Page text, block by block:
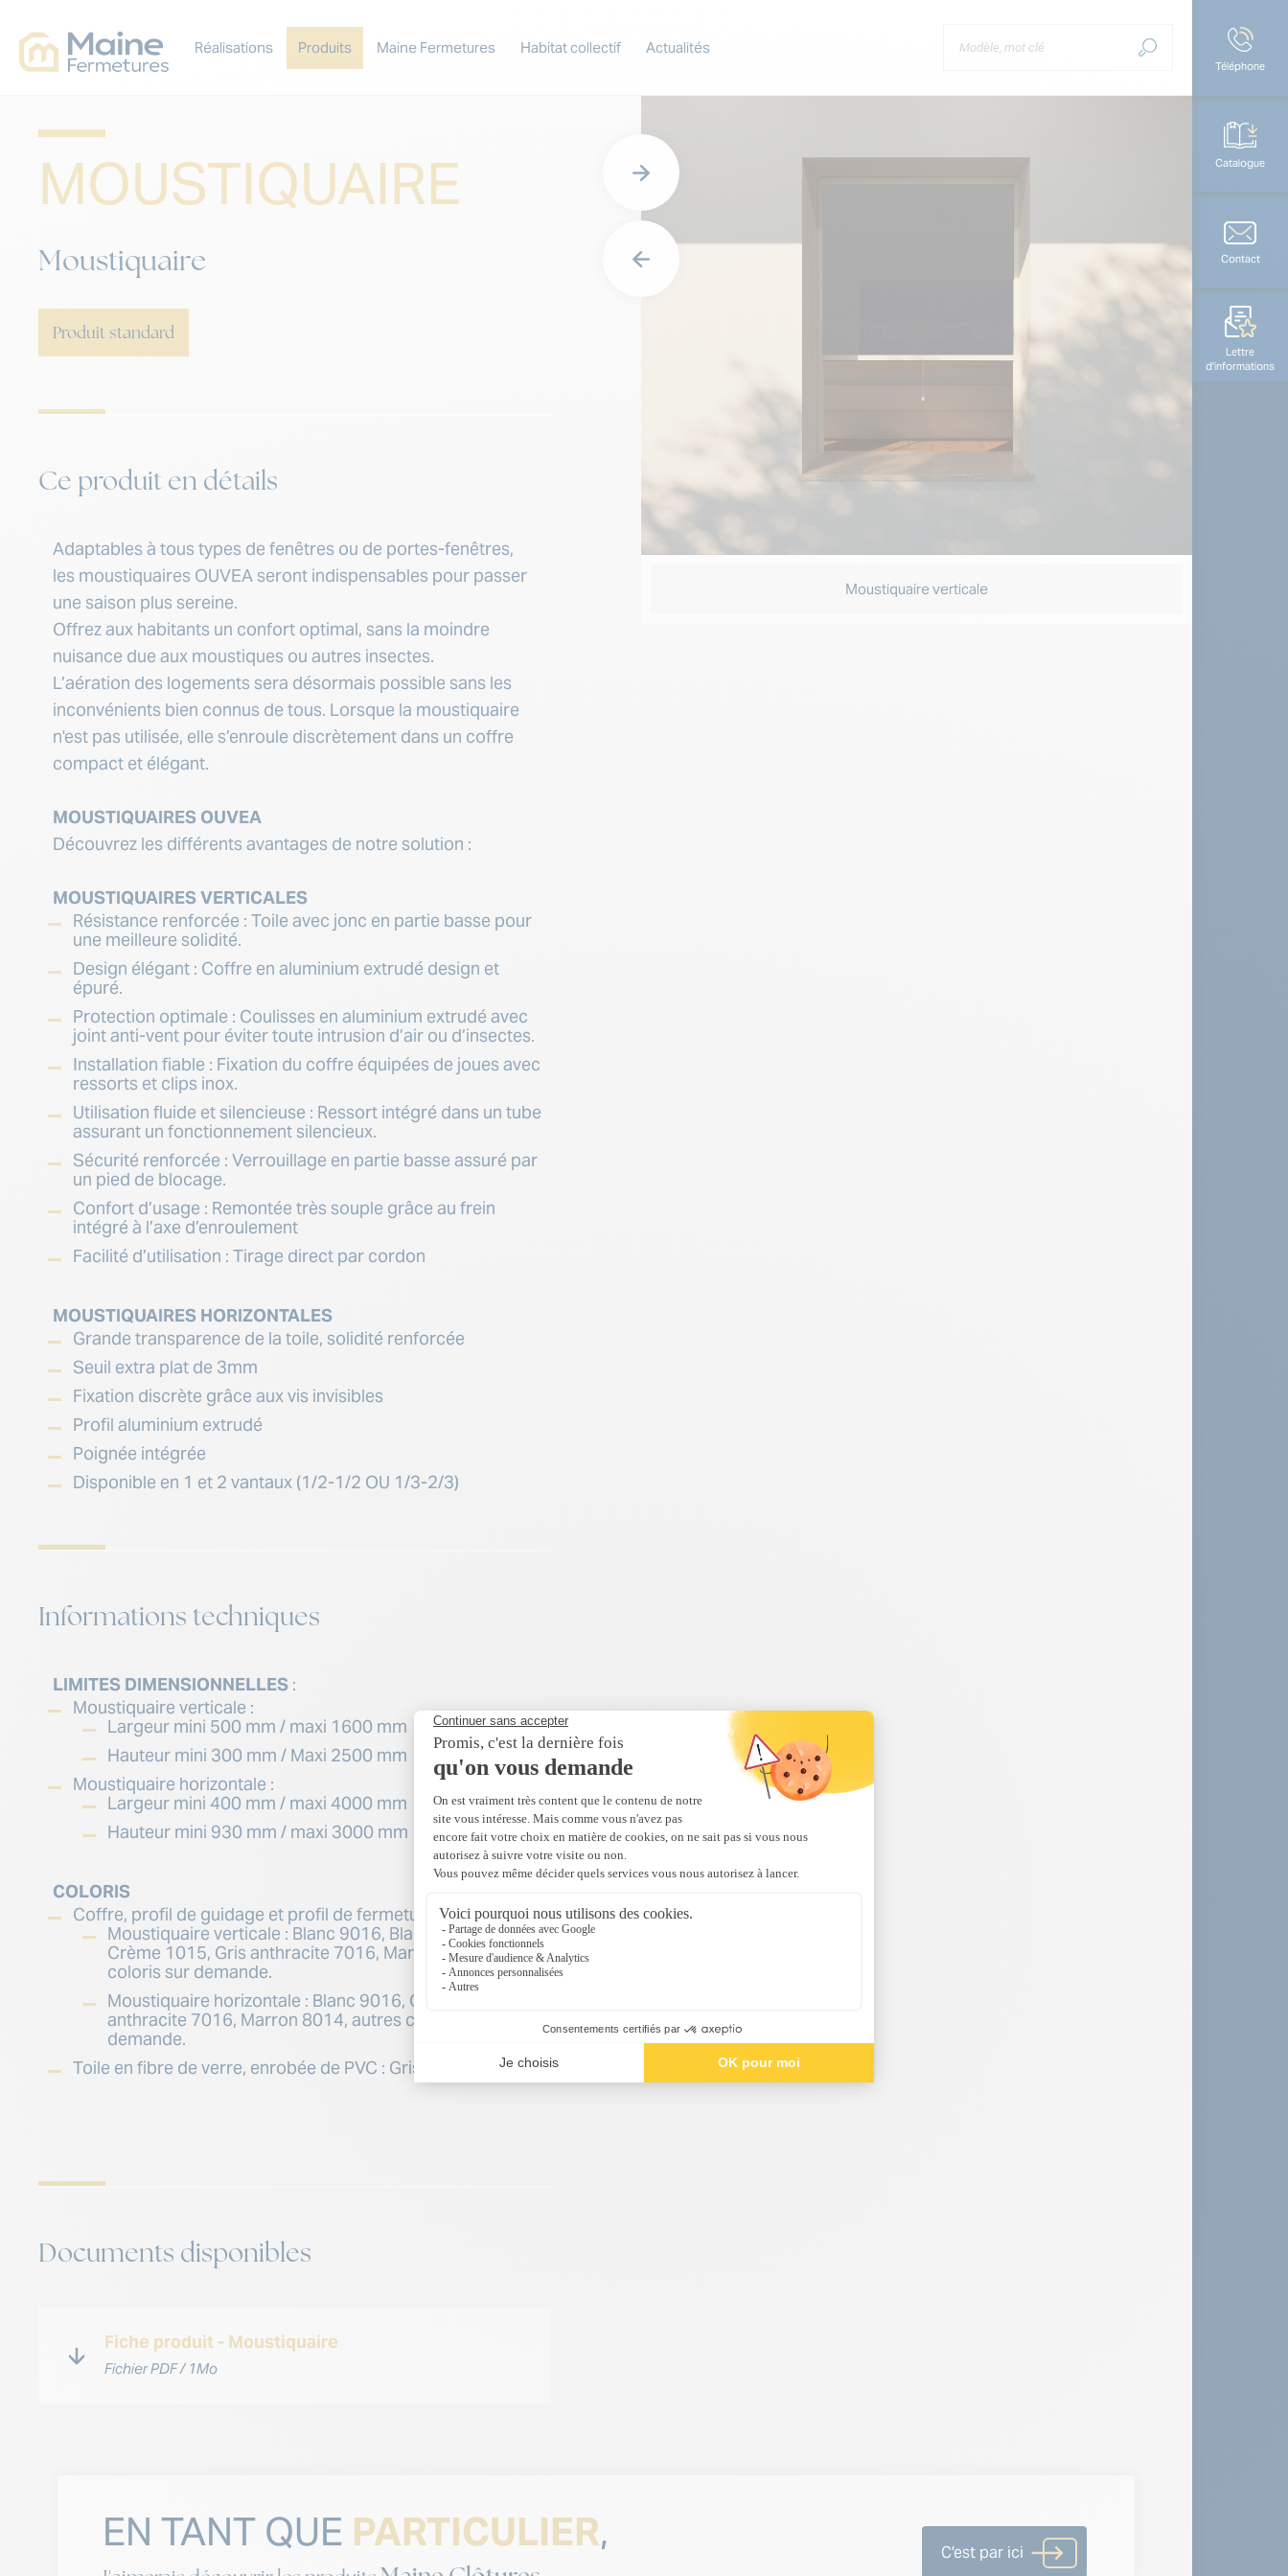
Réalisations Produits Maine Fermetures Habitat collectif Actualités
Téléphone
Catalogue
Contact
Lettre
d'informations
MOUSTIQUAIRE
Moustiquaire
Produit standard
Ce produit en détails
Adaptables à tous types de fenêtres ou de portes-fenêtres,
les moustiquaires OUVEA seront indispensables pour passer
une saison plus sereine.
Offrez aux habitants un confort optimal, sans la moindre
nuisance due aux moustiques ou autres insectes.
L’aération des logements sera désormais possible sans les
inconvénients bien connus de tous. Lorsque la moustiquaire
n'est pas utilisée, elle s’enroule discrètement dans un coffre
compact et élégant.
MOUSTIQUAIRES OUVEA
Découvrez les différents avantages de notre solution :
MOUSTIQUAIRES VERTICALES
Résistance renforcée : Toile avec jonc en partie basse pour
une meilleure solidité.
Design élégant : Coffre en aluminium extrudé design et
épuré.
Protection optimale : Coulisses en aluminium extrudé avec
joint anti-vent pour éviter toute intrusion d’air ou d’insectes.
Installation fiable : Fixation du coffre équipées de joues avec
ressorts et clips inox.
Utilisation fluide et silencieuse : Ressort intégré dans un tube
assurant un fonctionnement silencieux.
Sécurité renforcée : Verrouillage en partie basse assuré par
un pied de blocage.
Confort d’usage : Remontée très souple grâce au frein
intégré à l’axe d’enroulement
Facilité d’utilisation : Tirage direct par cordon
MOUSTIQUAIRES HORIZONTALES
Grande transparence de la toile, solidité renforcée
Seuil extra plat de 3mm
Fixation discrète grâce aux vis invisibles
Profil aluminium extrudé
Poignée intégrée
Disponible en 1 et 2 vantaux (1/2-1/2 OU 1/3-2/3)
Informations techniques
LIMITES DIMENSIONNELLES :
Moustiquaire verticale :
Largeur mini 500 mm / maxi 1600 mm
Hauteur mini 300 mm / Maxi 2500 mm
Moustiquaire horizontale :
Largeur mini 400 mm / maxi 4000 mm
Hauteur mini 930 mm / maxi 3000 mm
COLORIS
Coffre, profil de guidage et profil de fermeture moustiquaire :
Moustiquaire verticale : Blanc 9016, Blanc perle 1013,
Crème 1015, Gris anthracite 7016, Marron 8014, autres
coloris sur demande.
Moustiquaire horizontale : Blanc 9016, Crème 1015, Gris
anthracite 7016, Marron 8014, autres coloris sur
demande.
Toile en fibre de verre, enrobée de PVC : Gris
Moustiquaire horizontale Moustiquaire verticale
Documents disponibles
Fiche produit - Moustiquaire
Fichier PDF / 1Mo
EN TANT QUE PARTICULIER, C'est par ici